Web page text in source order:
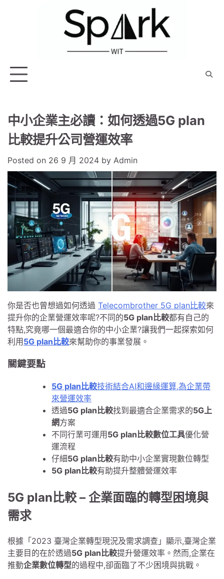
中小企業主必讀：如何透過5G plan
比較提升公司營運效率
Posted on 26 9 月 2024 by Admin
你是否也曾想過如何透過 Telecombrother 5G plan比較來
提升你的企業營運效率呢?不同的5G plan比較都有自己的
特點,究竟哪一個最適合你的中小企業?讓我們一起探索如何
利用5G plan比較來幫助你的事業發展。
關鍵要點
5G plan比較技術結合AI和邊緣運算,為企業帶
來營運效率
透過5G plan比較找到最適合企業需求的5G上
網方案
不同行業可運用 5G plan比較數位工具優化營
運流程
仔細5G plan比較有助中小企業實現數位轉型
5G plan比較有助提升整體營運效率
5G plan比較 – 企業面臨的轉型困境與
需求
根據「2023 臺灣企業轉型現況及需求調查」顯示,臺灣企業
主要目的在於透過5G plan比較提升營運效率。然而,企業在
推動企業數位轉型的過程中,卻面臨了不少困境與挑戰。